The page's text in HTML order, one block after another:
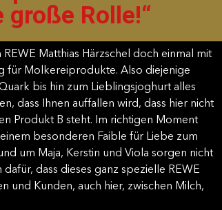
Rolle!“
Matthias Härzschel doch einmal mit
für Molkereiprodukte. Also diejenige
bis hin zum Lieblingsjoghurt alles
dass Ihnen auffallen wird, dass hier nicht
Produkt B steht. Im richtigen Moment
besonderen Faible für Liebe zum
um Maja, Kerstin und Viola sorgen nicht
dass dieses ganz spezielle REWE
und Kunden, auch hier, zwischen Milch,